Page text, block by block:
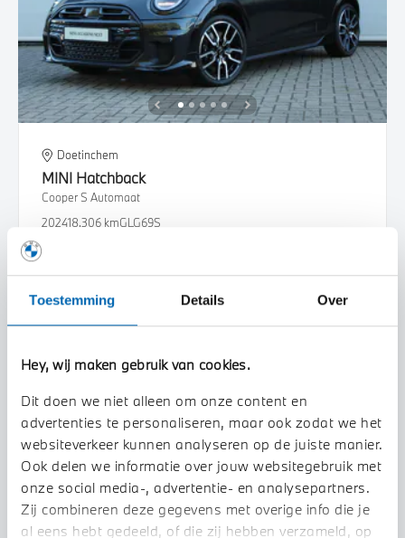
Toestemming Details Over
Hey, wij maken gebruik van cookies.
Dit doen we niet alleen om onze content en
advertenties te personaliseren, maar ook zodat we het
websiteverkeer kunnen analyseren op de juiste manier.
Ook delen we informatie over jouw websitegebruik met
onze social media-, advertentie- en analysepartners.
Zij combineren deze gegevens met overige info die je
al eens hebt gedeeld, of die zij hebben verzameld, op
Doetinchem
MINI Hatchback
Cooper S Automaat
202418.306 kmGLG69S
Bekijk details